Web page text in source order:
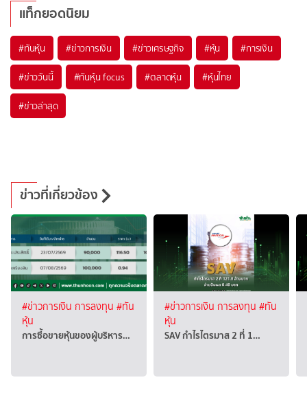
แท็กยอดนิยม
#ทันหุ้น #ข่าวการเงิน #ข่าวเศรษฐกิจ #หุ้น #การเงิน
#ข่าววันนี้ #ทันหุ้น focus #ตลาดหุ้น #หุ้นไทย
#ข่าวล่าสุด
ข่าวที่เกี่ยวข้อง
#ข่าวการเงิน การลงทุน #ทัน
หุ้น
การซื้อขายหุ้นของผู้บริหาร…
#ข่าวการเงิน การลงทุน #ทัน
หุ้น
SAV กำไรไตรมาส 2 ที่ 1…